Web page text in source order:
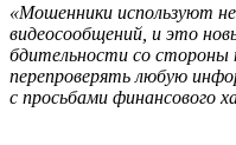
«Мошенники используют
видеосообщений, и это
бдительности со стороны
перепроверять любую
с просьбами финансового